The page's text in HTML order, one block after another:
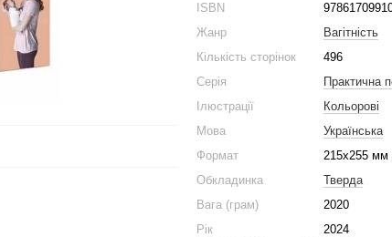
ISBN
Жанр
Вагітність
Кількість сторінок
496
Серія
Практична
Ілюстрації
Кольорові
Мова
Українська
Формат
215x255 мм
Обкладинка
Тверда
Вага (грам)
2020
Рік
2024